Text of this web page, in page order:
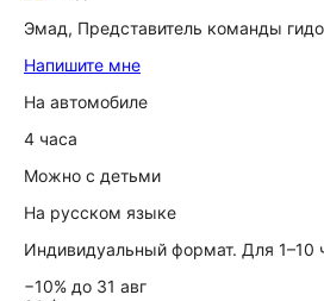
Эмад, Представитель команды
Напишите мне
На автомобиле
4 часа
Можно с детьми
На русском языке
Индивидуальный формат. Для 1–10
−10% до 31 авг